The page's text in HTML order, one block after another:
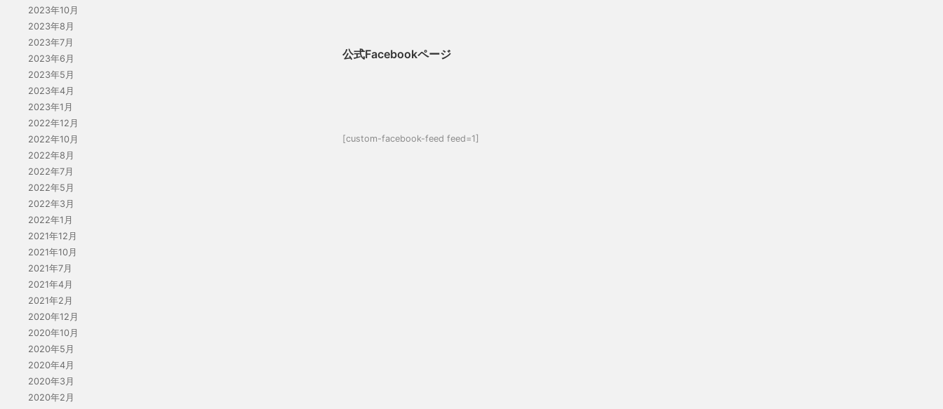
2023年10月
2023年8月
2023年7月
2023年6月
2023年5月
2023年4月
2023年1月
2022年12月
2022年10月
2022年8月
2022年7月
2022年5月
2022年3月
2022年1月
2021年12月
2021年10月
2021年7月
2021年4月
2021年2月
2020年12月
2020年10月
2020年5月
2020年4月
2020年3月
2020年2月
公式Facebookページ
[custom-facebook-feed feed=1]